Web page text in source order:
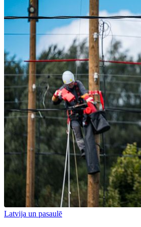
Latvija un pasaulē